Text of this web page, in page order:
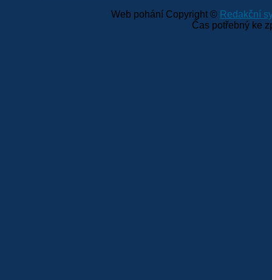
Web pohání Copyright © Redakční
Čas potřebný ke